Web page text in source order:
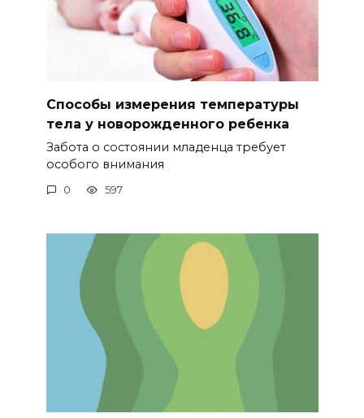
Способы измерения температуры
тела у новорожденного ребенка
Забота о состоянии младенца требует
особого внимания
0 597